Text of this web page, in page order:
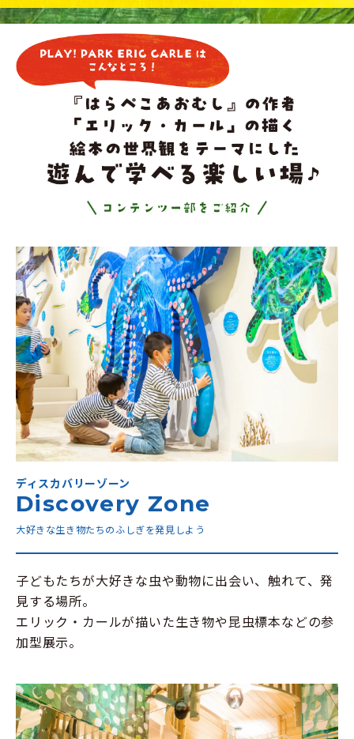
ディスカバリーゾーン
Discovery Zone
大好きな生き物たちのふしぎを発見しよう
子どもたちが大好きな虫や動物に出会い、触れて、発
見する場所。
エリック・カールが描いた生き物や昆虫標本などの参
加型展示。